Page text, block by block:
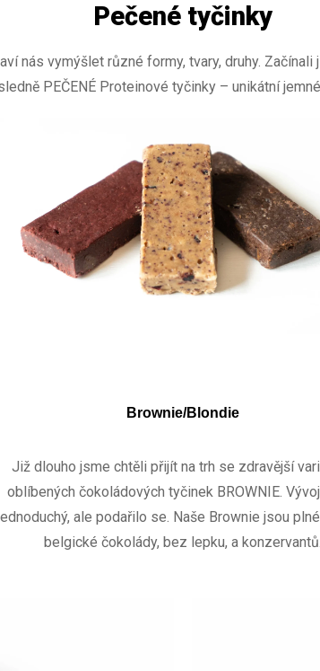
Pečené tyčinky
nás vymýšlet různé formy, tvary, druhy.
PEČENÉ Proteinové tyčinky – unikátní
Brownie/Blondie
Již dlouho jsme chtěli přijít na trh se zdravější
oblíbených čokoládových tyčinek BROWNIE.
ale podařilo se. Naše Brownie jsou
belgické čokolády, bez lepku, a konzervantů.